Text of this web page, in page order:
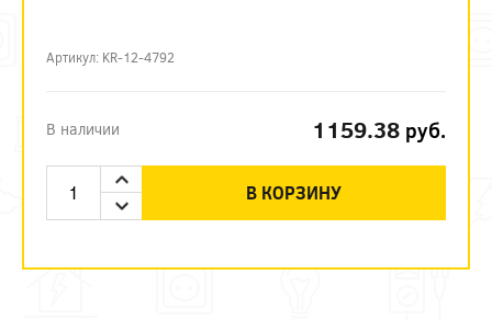
Артикул: KR-12-4792
В наличии 1159.38 руб.
В КОРЗИНУ